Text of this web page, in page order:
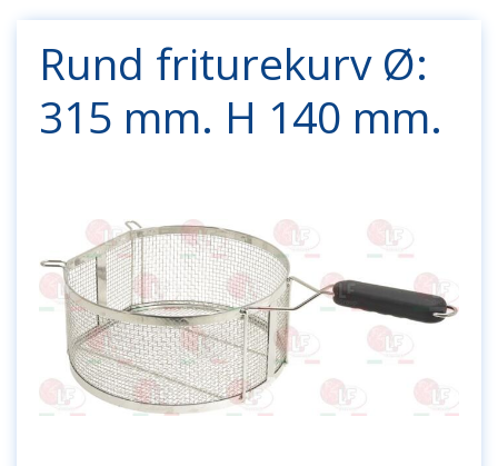
Rund friturekurv Ø:
315 mm. H 140 mm.